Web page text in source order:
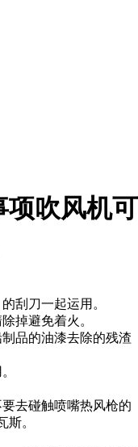
项吹风机可
刮刀一起运用。
掉避免着火。
品的油漆去除的残渣
去碰触喷嘴热风枪的
斯。